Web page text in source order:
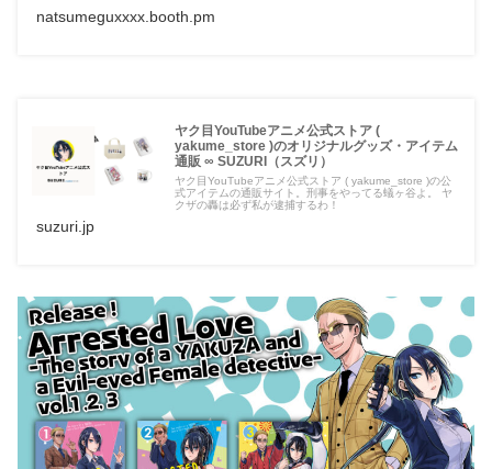
natsumeguxxxx.booth.pm
ヤク目YouTubeアニメ公式ストア (
yakume_store )のオリジナルグッズ・アイテム
通販 ∞ SUZURI（スズリ）
ヤク目YouTubeアニメ公式ストア ( yakume_store )の公
式アイテムの通販サイト。刑事をやってる蟻ヶ谷よ。 ヤ
クザの轟は必ず私が逮捕するわ！
suzuri.jp